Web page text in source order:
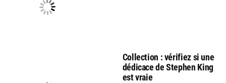
Collection : vérifiez si une
dédicace de Stephen King
est vraie